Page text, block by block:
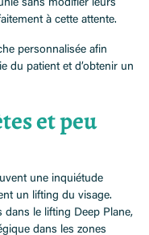
sans modifier leurs
à cette attente.
personnalisée afin
du patient et d’obtenir un
et peu
une inquiétude
un lifting du visage.
dans le lifting Deep Plane,
dans les zones